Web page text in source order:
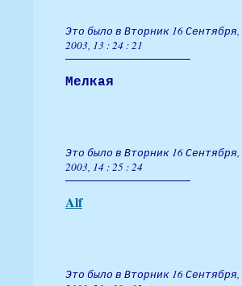
Это было в Вторник 16 Сентября,
2003, 13 : 24 : 21
Мелкая
Это было в Вторник 16 Сентября,
2003, 14 : 25 : 24
Alf
Это было в Вторник 16 Сентября,